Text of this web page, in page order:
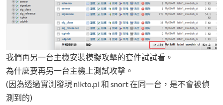
我們再另一台主機安裝模擬攻擊的套件試試看。
為什麼要再另一台主機上測試攻擊。
(因為透過實測發現 nikto.pl 和 snort 在同一台，是不會被偵
測到的)